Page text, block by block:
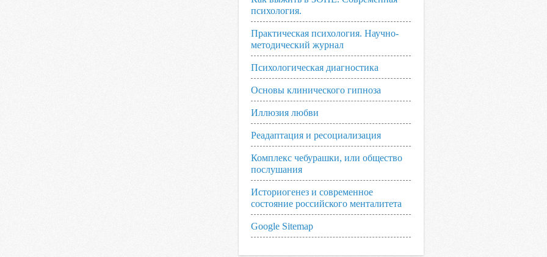
психология.
Практическая психология. Научно-
методический журнал
Психологическая диагностика
Основы клинического гипноза
Иллюзия любви
Реадаптация и ресоциализация
Комплекс чебурашки, или общество
послушания
Историогенез и современное
состояние российского менталитета
Google Sitemap